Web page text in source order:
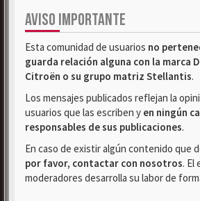
AVISO IMPORTANTE
Esta comunidad de usuarios no
guarda relación alguna con la marca
Citroën o su grupo matriz Stellantis.
Los mensajes publicados reflejan la
usuarios que las escriben y en ningún
responsables de sus publicaciones.
En caso de existir algún contenido que
por favor, contactar con nosotros. El
moderadores desarrolla su labor de